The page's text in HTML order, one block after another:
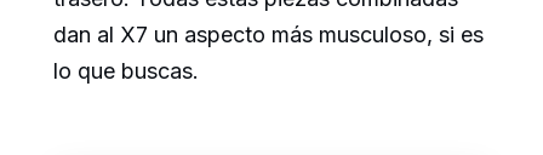
dan al X7 un aspecto más musculoso, si es
lo que buscas.